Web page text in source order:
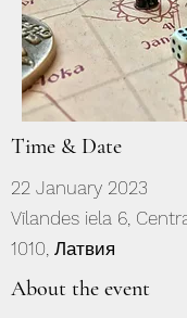
Time & Date
22 January 2023
Vīlandes iela 6,
1010, Латвия
About the event